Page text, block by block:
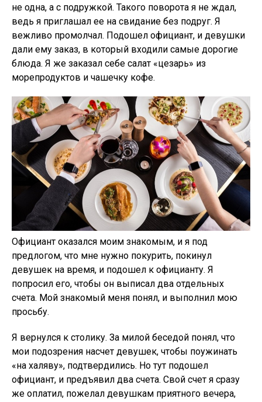
не одна, а с подружкой. Такого поворота я не ждал,
ведь я приглашал ее на свидание без подруг. Я
вежливо промолчал. Подошел официант, и девушки
дали ему заказ, в который входили самые дорогие
блюда. Я же заказал себе салат «цезарь» из
морепродуктов и чашечку кофе.
Официант оказался моим знакомым, и я под
предлогом, что мне нужно покурить, покинул
девушек на время, и подошел к официанту. Я
попросил его, чтобы он выписал два отдельных
счета. Мой знакомый меня понял, и выполнил мою
просьбу.
Я вернулся к столику. За милой беседой понял, что
мои подозрения насчет девушек, чтобы поужинать
«на халяву», подтвердились. Но тут подошел
официант, и предъявил два счета. Свой счет я сразу
же оплатил, пожелал девушкам приятного вечера,